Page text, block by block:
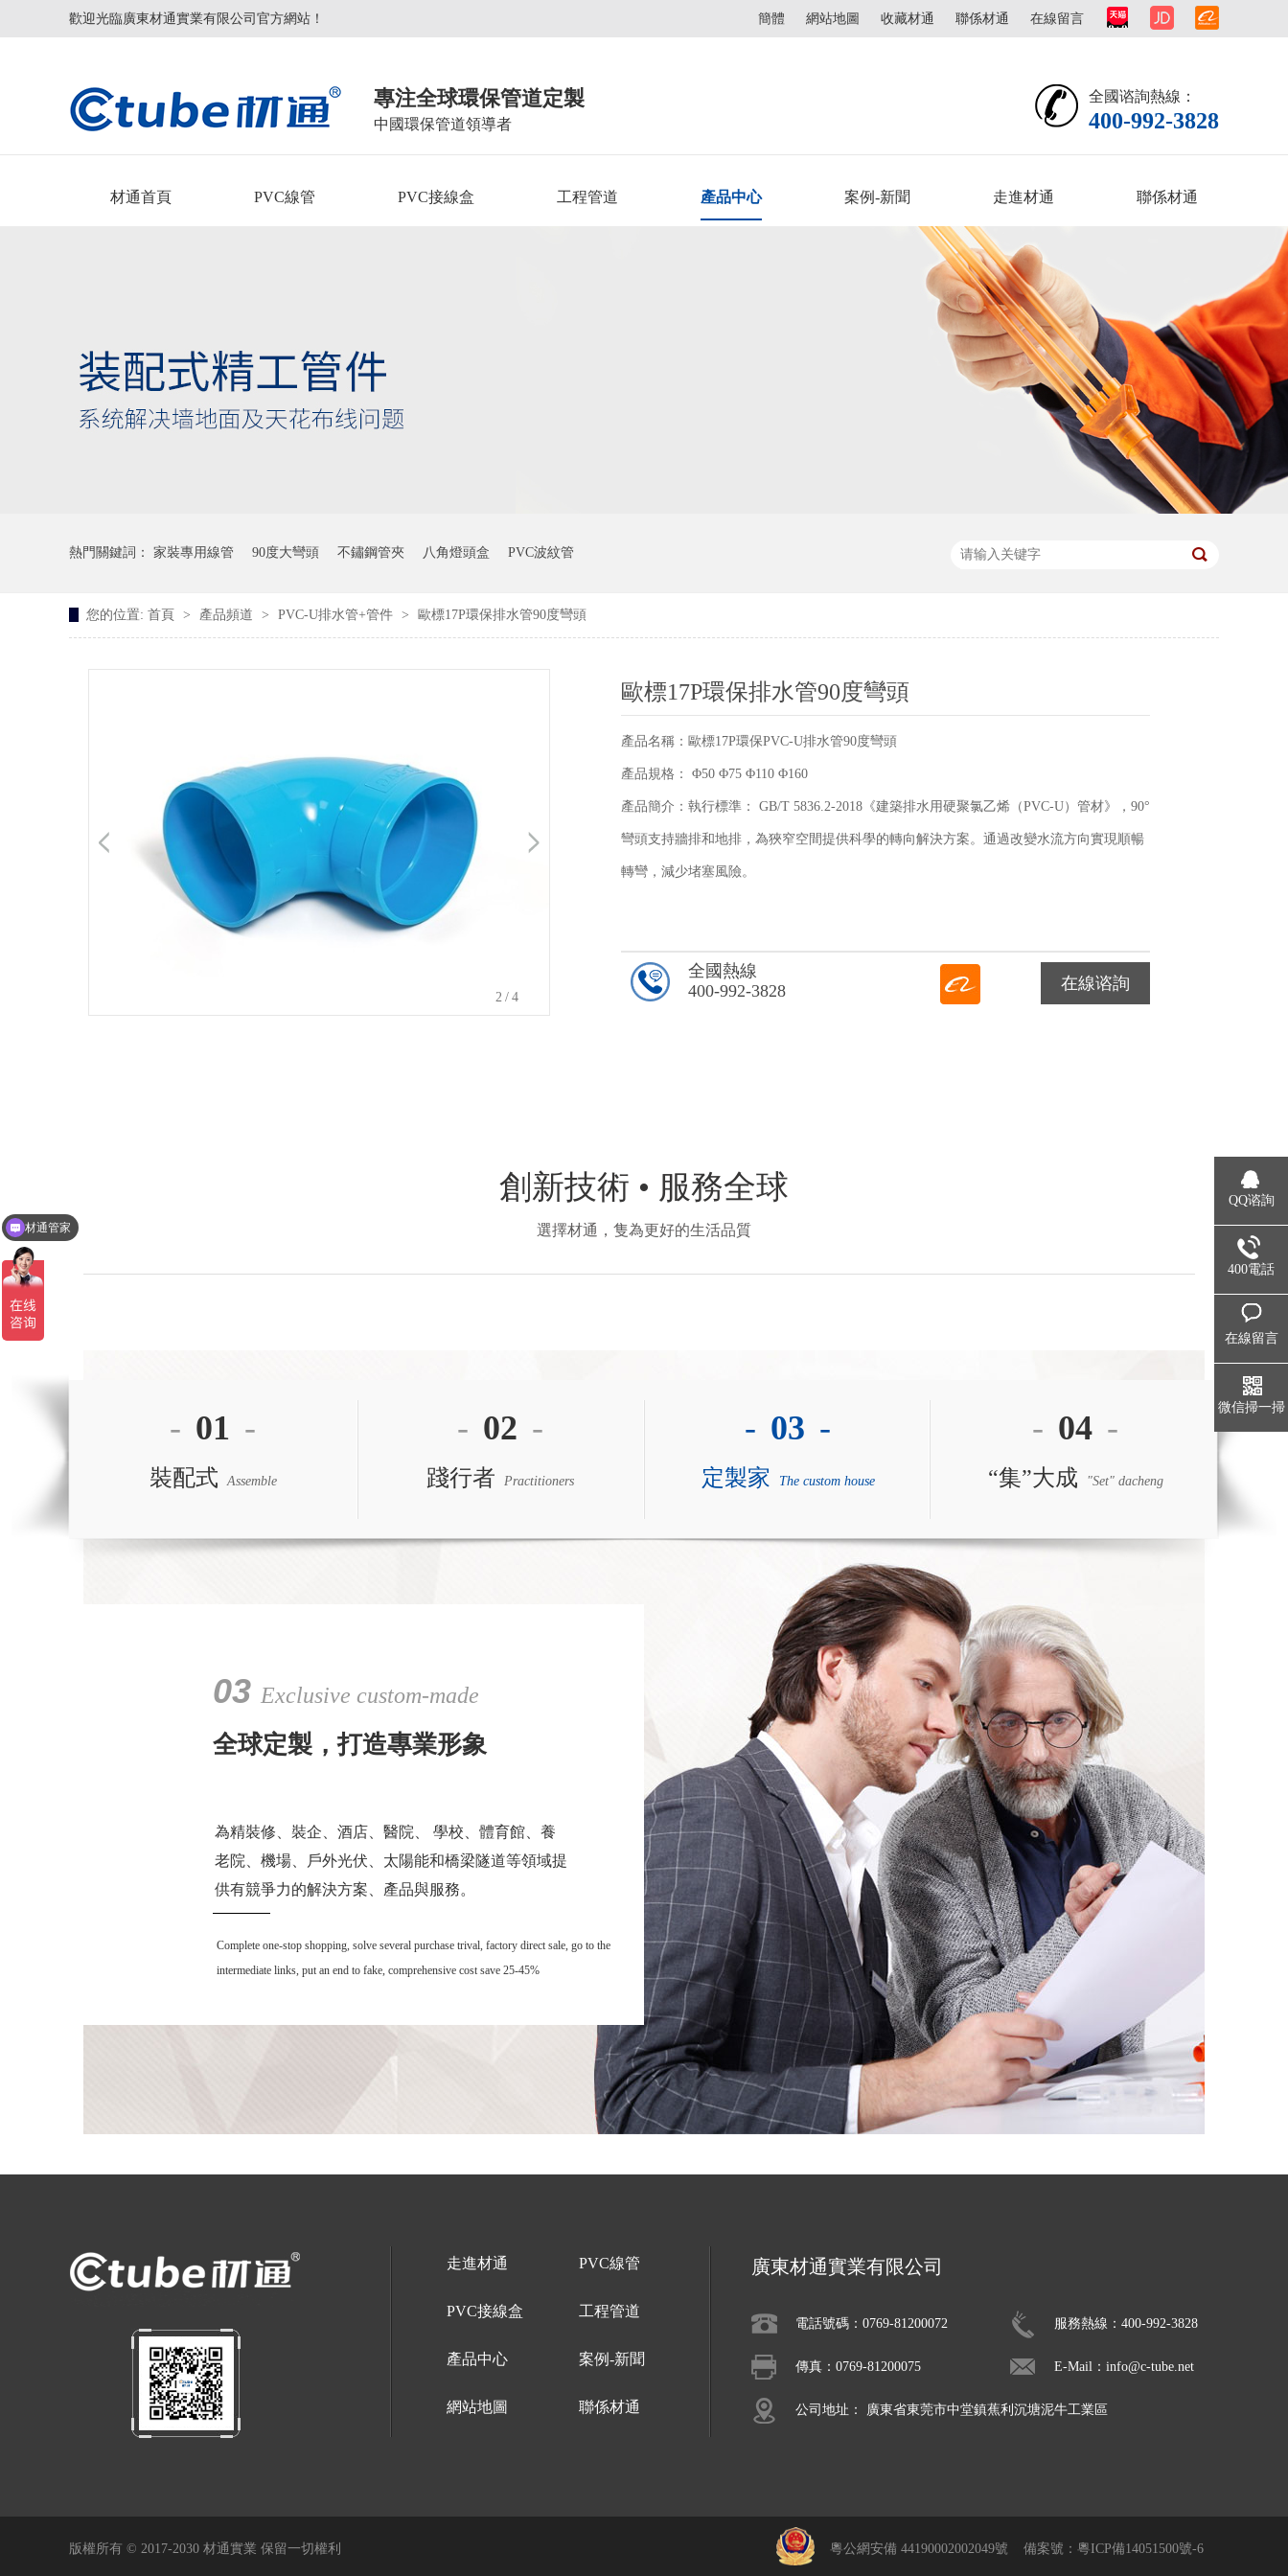
簡體 網站地圖 收藏材通 聯係材通 在線留言
歡迎光臨廣東材通實業有限公司官方網站！
全國谘詢熱線：
400-992-3828
專注全球環保管道定製
中國環保管道領導者
材通首頁 PVC線管 PVC接線盒 工程管道 產品中心 案例-新聞 走進材通 聯係材通
熱門關鍵詞： 家裝專用線管 90度大彎頭 不鏽鋼管夾 八角燈頭盒 PVC波紋管
您的位置: 首頁 > 產品頻道 > PVC-U排水管+管件 > 歐標17P環保排水管90度彎頭
2 /4
歐標17P環保排水管90度彎頭
產品名稱：歐標17P環保PVC-U排水管90度彎頭
產品規格： Φ50 Φ75 Φ110 Φ160
產品簡介：執行標準： GB/T 5836.2-2018《建築排水用硬聚氯乙烯（PVC-U）管材》，90°
彎頭支持牆排和地排，為狹窄空間提供科學的轉向解決方案。通過改變水流方向實現順暢
轉彎，減少堵塞風險。
在線谘詢
全國熱線
400-992-3828
創新技術 • 服務全球
選擇材通，隻為更好的生活品質
- 01 -
裝配式 Assemble
- 02 -
踐行者 Practitioners
- 03 -
定製家 The custom house
- 04 -
“集”大成 "Set" dacheng
03 Exclusive custom-made
全球定製，打造專業形象
為精裝修、裝企、酒店、醫院、 學校、體育館、養
老院、機場、戶外光伏、太陽能和橋梁隧道等領域提
供有競爭力的解決方案、產品與服務。
Complete one-stop shopping, solve several purchase trival, factory direct sale, go to the
intermediate links, put an end to fake, comprehensive cost save 25-45%
走進材通 PVC線管
PVC接線盒 工程管道
產品中心 案例-新聞
網站地圖 聯係材通
廣東材通實業有限公司
電話號碼：0769-81200072 服務熱線：400-992-3828
傳真：0769-81200075 E-Mail：info@c-tube.net
公司地址： 廣東省東莞市中堂鎮蕉利沉塘泥牛工業區
粵公網安備 44190002002049號 備案號：粵ICP備14051500號-6
版權所有 © 2017-2030 材通實業 保留一切權利
QQ谘詢
400電話
在線留言
微信掃一掃
加盟材通